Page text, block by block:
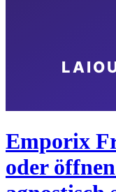
Emporix
oder